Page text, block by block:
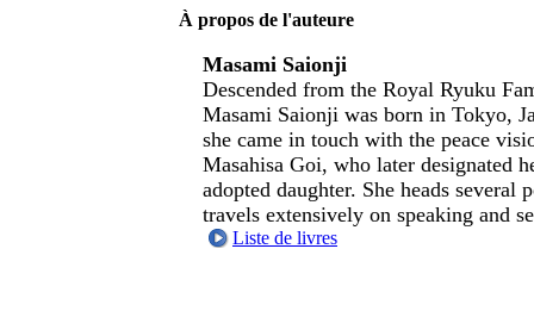
À propos de l'auteure
Masami Saionji
Descended from the Royal Ryuku
Masami Saionji was born in Tokyo,
she came in touch with the peace
Masahisa Goi, who later designated
adopted daughter. She heads several
travels extensively on speaking and
Liste de livres